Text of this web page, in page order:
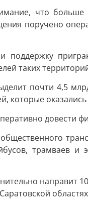
что
поручено
поддержку
таких
почти 4,5
которые
довести
трамваев
направит